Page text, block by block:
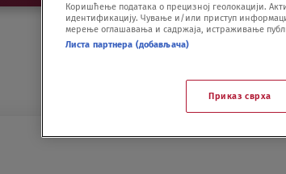
Коришћење података о прецизној геолокацији.
идентификацију. Чување и/или приступ
мерење оглашавања и садржаја, истраживање
Листа партнера (добављача)
Приказ сврха